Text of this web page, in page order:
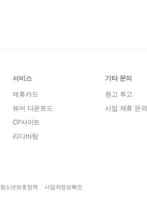
서비스
제휴카드
뷰어 다운로드
CP사이트
리디바탕
기타 문의
원고 투고
사업 제휴 문의
청소년보호정책 사업자정보확인